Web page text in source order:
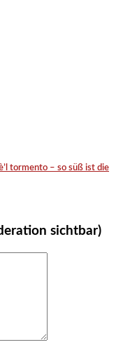
tormento – so süß ist die
sichtbar)